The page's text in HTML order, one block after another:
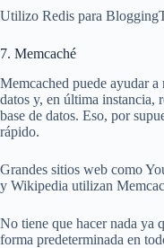
Utilizo Redis para
7. Memcaché
Memcached puede ayudar a
datos y, en última instancia,
base de datos. Eso, por
rápido.
Grandes sitios web como
y Wikipedia utilizan
No tiene que hacer nada ya
forma predeterminada en